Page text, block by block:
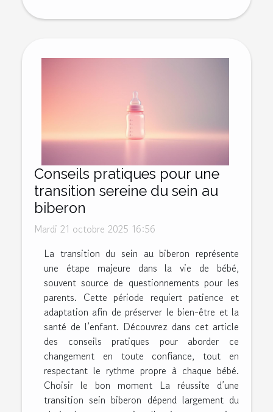
Conseils pratiques pour une
transition sereine du sein au
biberon
Mardi 21 octobre 2025 16:56
La transition du sein au biberon représente
une étape majeure dans la vie de bébé,
souvent source de questionnements pour les
parents. Cette période requiert patience et
adaptation afin de préserver le bien-être et la
santé de l’enfant. Découvrez dans cet article
des conseils pratiques pour aborder ce
changement en toute confiance, tout en
respectant le rythme propre à chaque bébé.
Choisir le bon moment La réussite d’une
transition sein biberon dépend largement du